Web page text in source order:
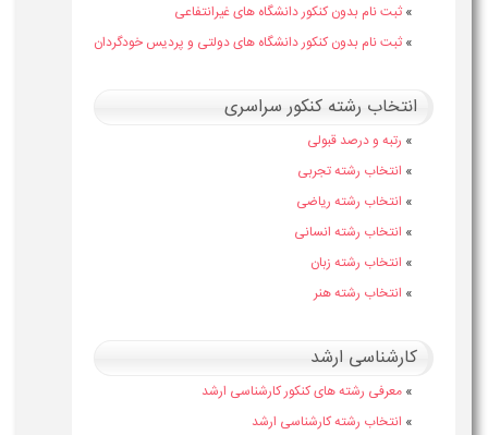
» ثبت نام بدون کنکور دانشگاه های غیرانتفاعی
» ثبت نام بدون کنکور دانشگاه های دولتی و پردیس خودگردان
انتخاب رشته کنکور سراسری
» رتبه و درصد قبولی
» انتخاب رشته تجربی
» انتخاب رشته ریاضی
» انتخاب رشته انسانی
» انتخاب رشته زبان
» انتخاب رشته هنر
کارشناسی ارشد
» معرفی رشته های کنکور کارشناسی ارشد
» انتخاب رشته کارشناسی ارشد